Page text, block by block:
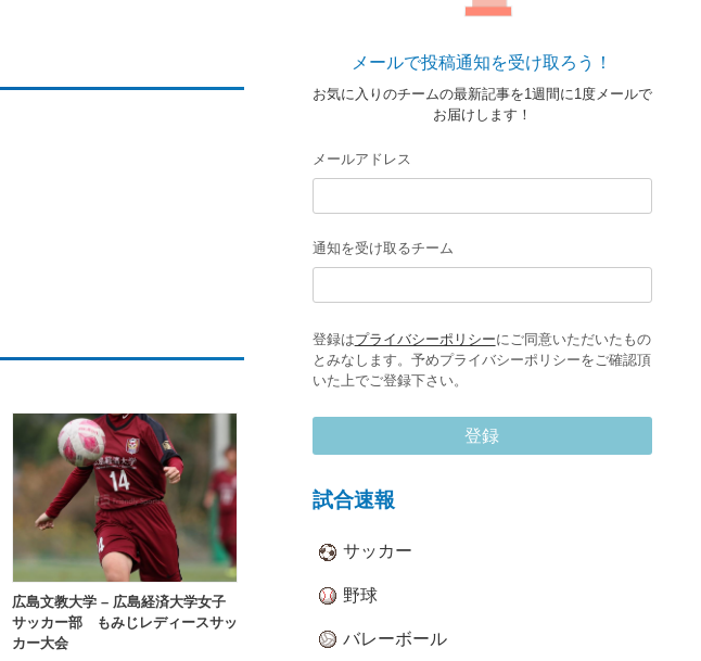
広島文教大学 – 広島経済大学女子
サッカー部 もみじレディースサッ
カー大会
メールで投稿通知を受け取ろう！
お気に入りのチームの最新記事を1週間に1度メールで
お届けします！
メールアドレス
通知を受け取るチーム
登録はプライバシーポリシーにご同意いただいたもの
とみなします。予めプライバシーポリシーをご確認頂
いた上でご登録下さい。
登録
試合速報
サッカー
野球
バレーボール